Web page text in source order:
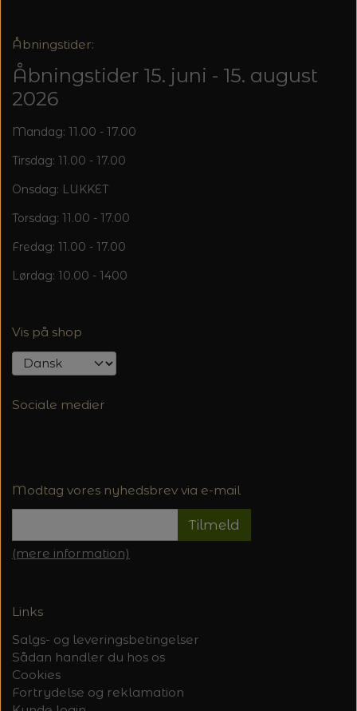
Åbningstider:
Åbningstider 15. juni - 15. august
2026
Mandag: 11.00 - 17.00
Tirsdag: 11.00 - 17.00
Onsdag: LUKKET
Torsdag: 11.00 - 17.00
Fredag: 11.00 - 17.00
Lørdag: 10.00 - 1400
Vis på shop
Sociale medier
Modtag vores nyhedsbrev via e-mail
Tilmeld
(mere information)
Links
Salgs- og leveringsbetingelser
Sådan handler du hos os
Cookies
Fortrydelse og reklamation